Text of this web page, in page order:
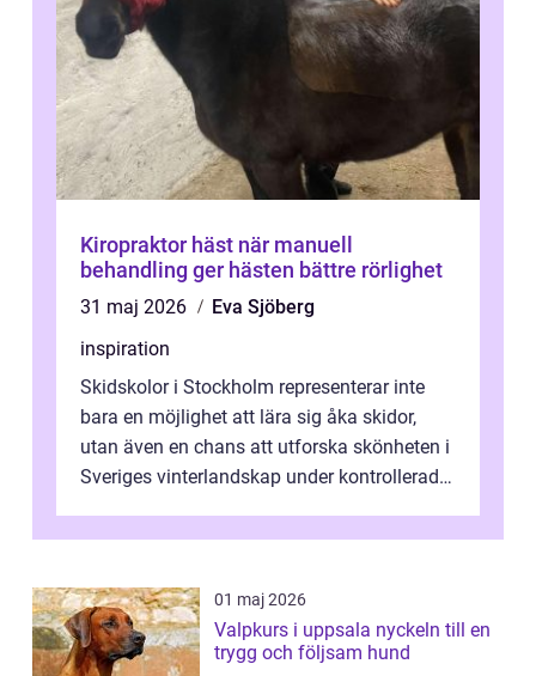
Kiropraktor häst när manuell
behandling ger hästen bättre rörlighet
31 maj 2026
Eva Sjöberg
inspiration
Skidskolor i Stockholm representerar inte
bara en möjlighet att lära sig åka skidor,
utan även en chans att utforska skönheten i
Sveriges vinterlandskap under kontrollerade
01 maj 2026
Valpkurs i uppsala nyckeln till en
trygg och följsam hund